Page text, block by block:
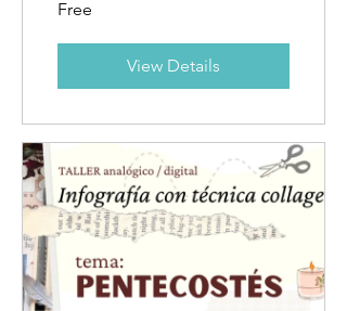
Free
View Details